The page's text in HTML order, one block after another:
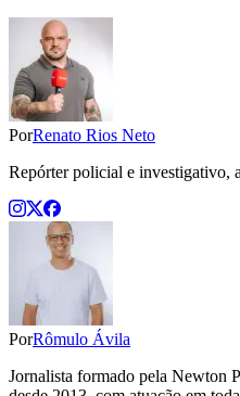
PorRenato Rios Neto
Repórter policial e investigativo,
PorRômulo Ávila
Jornalista formado pela Newton